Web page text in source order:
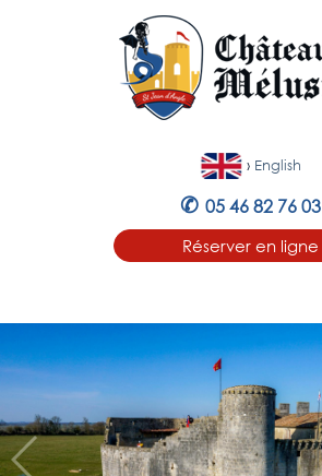
› English
✆ 05 46 82 76 03
Réserver en ligne